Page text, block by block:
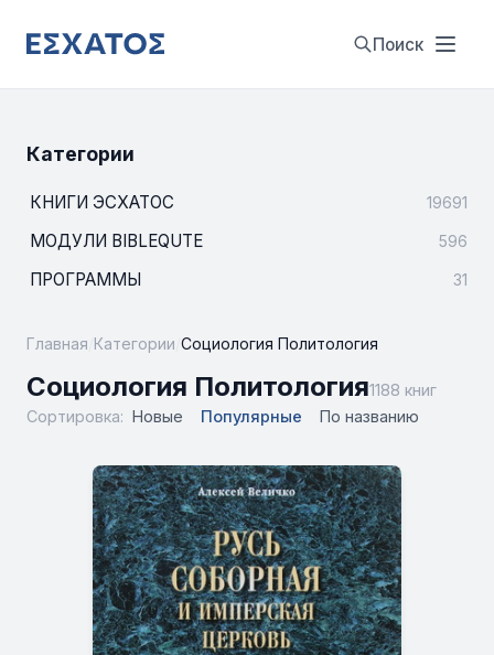
Поиск
Категории
КНИГИ ЭСХАТОС 19691
МОДУЛИ BIBLEQUTE 596
ПРОГРАММЫ 31
Главная Категории Социология Политология
Социология Политология1188 книг
Сортировка: Новые Популярные По названию